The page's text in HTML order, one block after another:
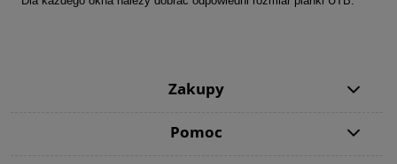
Zakupy
Pomoc